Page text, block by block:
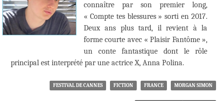
connaître par son premier long,
« Compte tes blessures » sorti en 2017.
Deux ans plus tard, il revient à la
forme courte avec « Plaisir Fantôme »,
un conte fantastique dont le rôle
principal est interprété par une actrice X, Anna Polina.
FESTIVAL DE CANNES FICTION FRANCE MORGAN SIMON